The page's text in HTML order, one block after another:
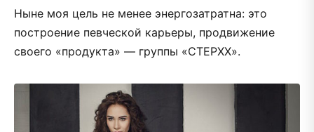
Ныне моя цель не менее энергозатратна: это
построение певческой карьеры, продвижение
своего «продукта» — группы «СТЕРХХ».